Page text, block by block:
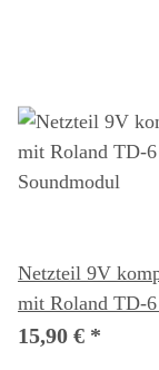
Netzteil 9V
mit Roland TD-
Soundmodul
15,90 € *